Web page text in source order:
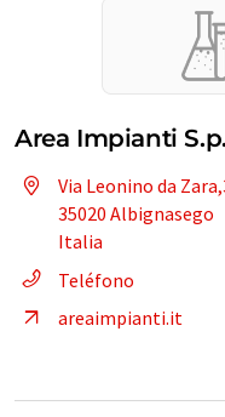
Area Impianti
Via Leonino da
35020 Albignasego
Italia
Teléfono
areaimpianti.it